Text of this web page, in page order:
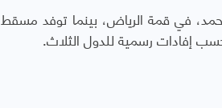
في قمة الرياض، بينما توفد مسقط
إفادات رسمية للدول الثلاث.